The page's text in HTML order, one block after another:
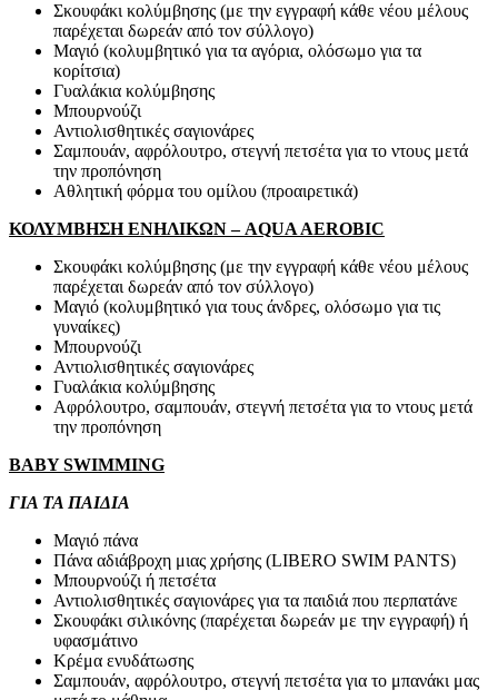
Σκουφάκι κολύμβησης (με την εγγραφή κάθε νέου μέλους
παρέχεται δωρεάν από τον σύλλογο)
Μαγιό (κολυμβητικό για τα αγόρια, ολόσωμο για τα
κορίτσια)
Γυαλάκια κολύμβησης
Μπουρνούζι
Αντιολισθητικές σαγιονάρες
Σαμπουάν, αφρόλουτρο, στεγνή πετσέτα για το ντους μετά
την προπόνηση
Αθλητική φόρμα του ομίλου (προαιρετικά)
ΚΟΛΥΜΒΗΣΗ ΕΝΗΛΙΚΩΝ – AQUA AEROBIC
Σκουφάκι κολύμβησης (με την εγγραφή κάθε νέου μέλους
παρέχεται δωρεάν από τον σύλλογο)
Μαγιό (κολυμβητικό για τους άνδρες, ολόσωμο για τις
γυναίκες)
Μπουρνούζι
Αντιολισθητικές σαγιονάρες
Γυαλάκια κολύμβησης
Αφρόλουτρο, σαμπουάν, στεγνή πετσέτα για το ντους μετά
την προπόνηση
BABY SWIMMING
ΓΙΑ ΤΑ ΠΑΙΔΙΑ
Μαγιό πάνα
Πάνα αδιάβροχη μιας χρήσης (LIBERO SWIM PANTS)
Μπουρνούζι ή πετσέτα
Αντιολισθητικές σαγιονάρες για τα παιδιά που περπατάνε
Σκουφάκι σιλικόνης (παρέχεται δωρεάν με την εγγραφή) ή
υφασμάτινο
Κρέμα ενυδάτωσης
Σαμπουάν, αφρόλουτρο, στεγνή πετσέτα για το μπανάκι μας